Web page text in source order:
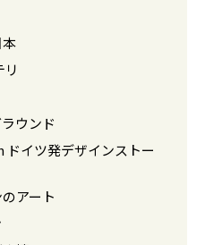
ウンド
イツ発デザインストー
アート